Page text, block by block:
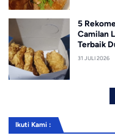
5
Camilan
Terbaik
31 JULI 2026
Ikuti Kami :